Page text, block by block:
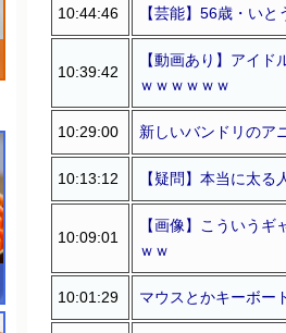
10:44:46 【芸能】56歳・い
10:39:42
【動画あり】アイ
ｗｗｗｗｗｗ
10:29:00 新しいバンドリのア
10:13:12 【疑問】本当に太
10:09:01
【画像】こういう
ｗｗ
10:01:29 マウスとかキーボー